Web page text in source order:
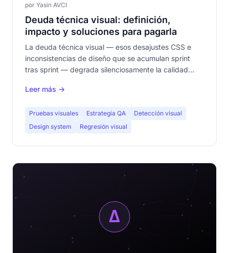
por Yasin AVCI
Deuda técnica visual: definición,
impacto y soluciones para pagarla
La deuda técnica visual — esos desajustes CSS e
inconsistencias de diseño que se acumulan sprint
tras sprint — degrada silenciosamente la calidad
visual permite detectarla y pagarla.
Leer más →
Pruebas visuales Estrategia QA
Detección visual
Design system
Regresión visual